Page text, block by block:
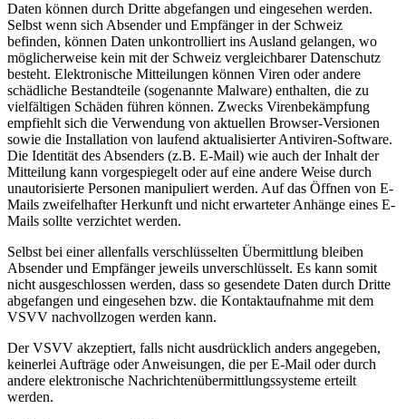
Daten können durch Dritte abgefangen und eingesehen werden.
Selbst wenn sich Absender und Empfänger in der Schweiz
befinden, können Daten unkontrolliert ins Ausland gelangen, wo
möglicherweise kein mit der Schweiz vergleichbarer Datenschutz
besteht. Elektronische Mitteilungen können Viren oder andere
schädliche Bestandteile (sogenannte Malware) enthalten, die zu
vielfältigen Schäden führen können. Zwecks Virenbekämpfung
empfiehlt sich die Verwendung von aktuellen Browser-Versionen
sowie die Installation von laufend aktualisierter Antiviren-Software.
Die Identität des Absenders (z.B. E-Mail) wie auch der Inhalt der
Mitteilung kann vorgespiegelt oder auf eine andere Weise durch
unautorisierte Personen manipuliert werden. Auf das Öffnen von E-
Mails zweifelhafter Herkunft und nicht erwarteter Anhänge eines E-
Mails sollte verzichtet werden.
Selbst bei einer allenfalls verschlüsselten Übermittlung bleiben
Absender und Empfänger jeweils unverschlüsselt. Es kann somit
nicht ausgeschlossen werden, dass so gesendete Daten durch Dritte
abgefangen und eingesehen bzw. die Kontaktaufnahme mit dem
VSVV nachvollzogen werden kann.
Der VSVV akzeptiert, falls nicht ausdrücklich anders angegeben,
keinerlei Aufträge oder Anweisungen, die per E-Mail oder durch
andere elektronische Nachrichtenübermittlungssysteme erteilt
werden.